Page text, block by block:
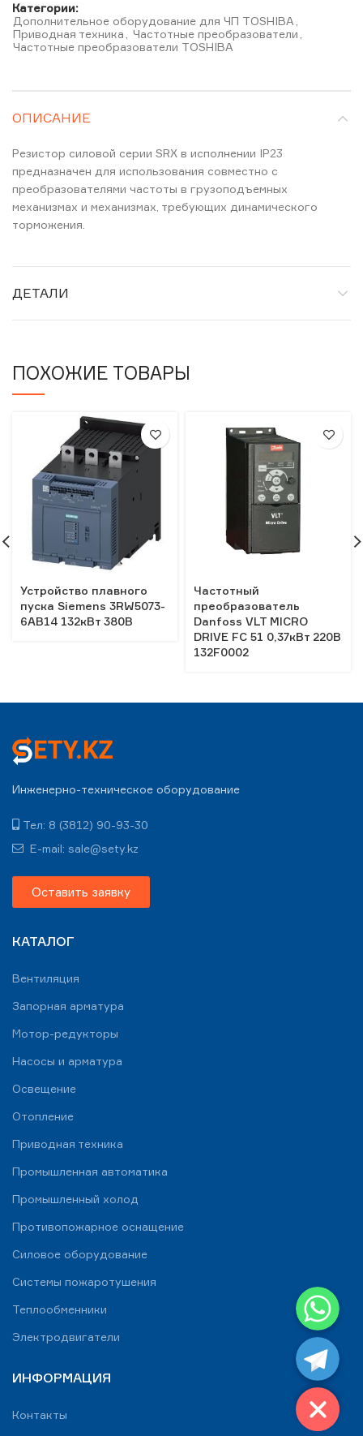
Категории:
Дополнительное оборудование для ЧП TOSHIBA
Приводная техника
Частотные преобразователи
Частотные преобразователи TOSHIBA
ОПИСАНИЕ
Резистор силовой серии SRX в исполнении IP23
предназначен для использования совместно с
преобразователями частоты в грузоподъемных
механизмах и механизмах, требующих динамического
торможения.
ДЕТАЛИ
ПОХОЖИЕ ТОВАРЫ
Устройство плавного
пуска Siemens 3RW5073-
6AB14 132кВт 380В
Частотный
преобразователь
Danfoss VLT MICRO
DRIVE FC 51 0,37кВт 220В
132F0002
Инженерно-техническое оборудование
Тел: 8 (3812) 90-93-30
E-mail: sale@sety.kz
Оставить заявку
КАТАЛОГ
Вентиляция
Запорная арматура
Мотор-редукторы
Насосы и арматура
Освещение
Отопление
Приводная техника
Промышленная автоматика
Промышленный холод
Противопожарное оснащение
Силовое оборудование
Системы пожаротушения
Теплообменники
Электродвигатели
ИНФОРМАЦИЯ
Контакты
WhatsApp
Telegram